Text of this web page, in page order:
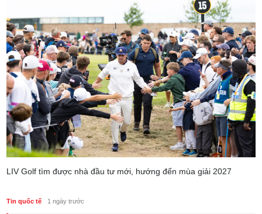
LIV Golf tìm được nhà đầu tư mới, hướng đến mùa giải 2027
Tin quốc tế 1 ngày trước